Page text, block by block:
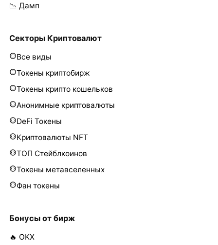
📉 Дамп
Секторы Криптовалют
Все виды
Токены криптобирж
Токены крипто кошельков
Анонимные криптовалюты
DeFi Токены
Криптовалюты NFT
ТОП Стейблкоинов
Токены метавселенных
Фан токены
Бонусы от бирж
🔥 OKX